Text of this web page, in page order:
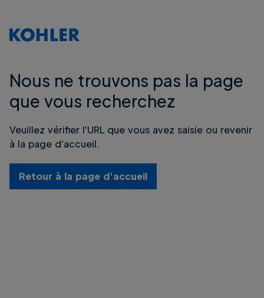
Nous ne trouvons pas la page
que vous recherchez
Veuillez vérifier l'URL que vous avez saisie ou revenir
à la page d'accueil.
Retour à la page d'accueil